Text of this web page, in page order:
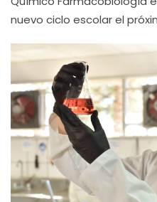
nuevo ciclo escolar el